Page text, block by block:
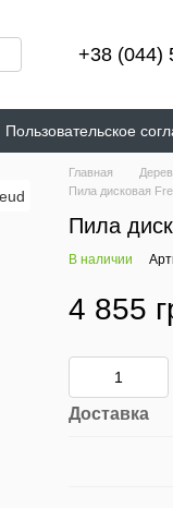
+38 (044)
Пользовательское
Главная
Пила дисковая
Пила
В наличии
4 855
Доставка